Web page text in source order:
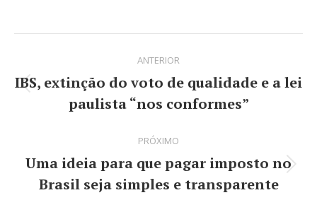
FacebookLinkedInWhatsApp
X
de
ANTERIOR
Post
anterior:
IBS, extinção do voto de qualidade e a lei
paulista “nos conformes”
PRÓXIMO
Próximo
post:
Uma ideia para que pagar imposto no
Brasil seja simples e transparente